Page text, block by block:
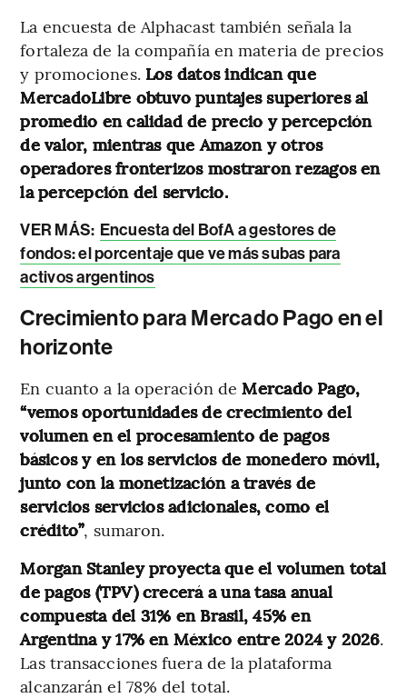
La encuesta de Alphacast también señala la
fortaleza de la compañía en materia de precios
y promociones. Los datos indican que
MercadoLibre obtuvo puntajes superiores al
promedio en calidad de precio y percepción
de valor, mientras que Amazon y otros
operadores fronterizos mostraron rezagos en
la percepción del servicio.
VER MÁS: Encuesta del BofA a gestores de
fondos: el porcentaje que ve más subas para
activos argentinos
Crecimiento para Mercado Pago en el
horizonte
En cuanto a la operación de Mercado Pago,
“vemos oportunidades de crecimiento del
volumen en el procesamiento de pagos
básicos y en los servicios de monedero móvil,
junto con la monetización a través de
servicios servicios adicionales, como el
crédito”, sumaron.
Morgan Stanley proyecta que el volumen total
de pagos (TPV) crecerá a una tasa anual
compuesta del 31% en Brasil, 45% en
Argentina y 17% en México entre 2024 y 2026.
Las transacciones fuera de la plataforma
alcanzarán el 78% del total.